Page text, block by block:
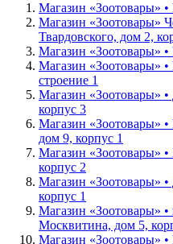
Магазин «Зоотовары»
Магазин «Зоотовары»
Твардовского, дом 2,
Магазин «Зоотовары» •
Магазин «Зоотовары»
строение 1
Магазин «Зоотовары»
корпус 3
Магазин «Зоотовары» •
дом 9, корпус 1
Магазин «Зоотовары» •
корпус 2
Магазин «Зоотовары»
корпус 1
Магазин «Зоотовары»
Москвитина, дом 5,
Магазин «Зоотовары»